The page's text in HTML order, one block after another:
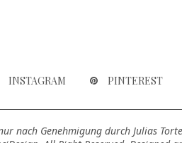
INSTAGRAM PINTEREST
nach Genehmigung durch Julias